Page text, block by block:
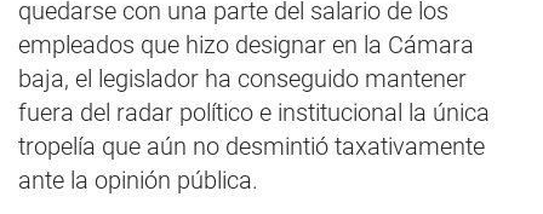
quedarse con una parte del salario de los
empleados que hizo designar en la Cámara
baja, el legislador ha conseguido mantener
fuera del radar político e institucional la única
tropelía que aún no desmintió taxativamente
ante la opinión pública.